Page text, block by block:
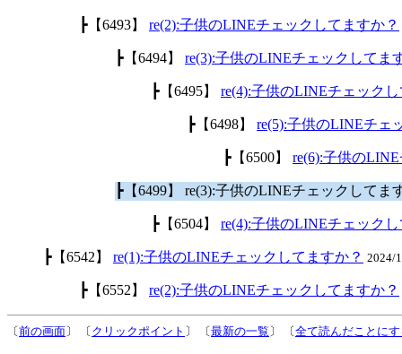
┣【6493】 re(2):子供のLINEチェックしてますか？
┣【6494】 re(3):子供のLINEチェックしてま
┣【6495】 re(4):子供のLINEチェック
┣【6498】 re(5):子供のLINEチェ
┣【6500】 re(6):子供の
┣【6499】 re(3):子供のLINEチェックしてま
┣【6504】 re(4):子供のLINEチェック
┣【6542】 re(1):子供のLINEチェックしてますか？ 2024/
┣【6552】 re(2):子供のLINEチェックしてますか？
〔前の画面〕 〔 クリックポイント 〕 〔最新の一覧 〕 〔全て読んだことに